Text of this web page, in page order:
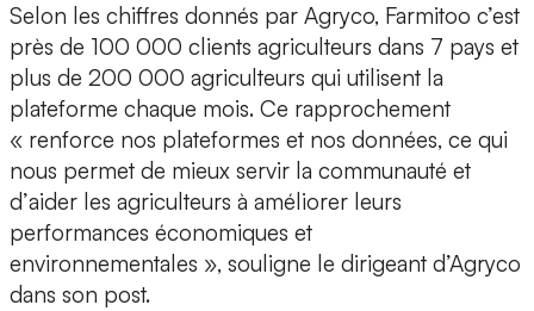
Selon les chiffres donnés par Agryco, Farmitoo c’est
près de 100 000 clients agriculteurs dans 7 pays et
plus de 200 000 agriculteurs qui utilisent la
plateforme chaque mois. Ce rapprochement
« renforce nos plateformes et nos données, ce qui
nous permet de mieux servir la communauté et
d’aider les agriculteurs à améliorer leurs
performances économiques et
environnementales », souligne le dirigeant d’Agryco
dans son post.